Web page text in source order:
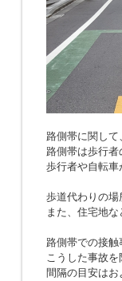
路側帯に関して
路側帯は歩行
歩行者や自転
歩道代わりの
また、住宅地
路側帯での接
こうした事故
間隔の目安はお